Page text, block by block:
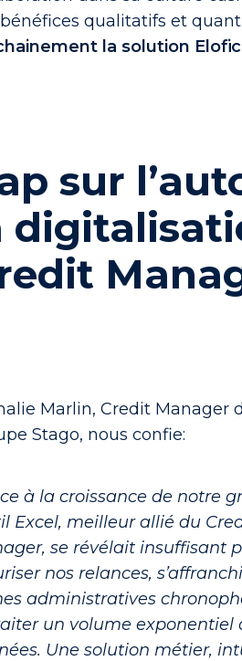
qualitatifs et
la solution
sur
Marlin, Credit Manager
Stago, nous confie:
à la croissance de notre
Excel, meilleur allié du
se révélait insuffisant
nos relances,
administratives
un volume exponentiel
Une solution métier,